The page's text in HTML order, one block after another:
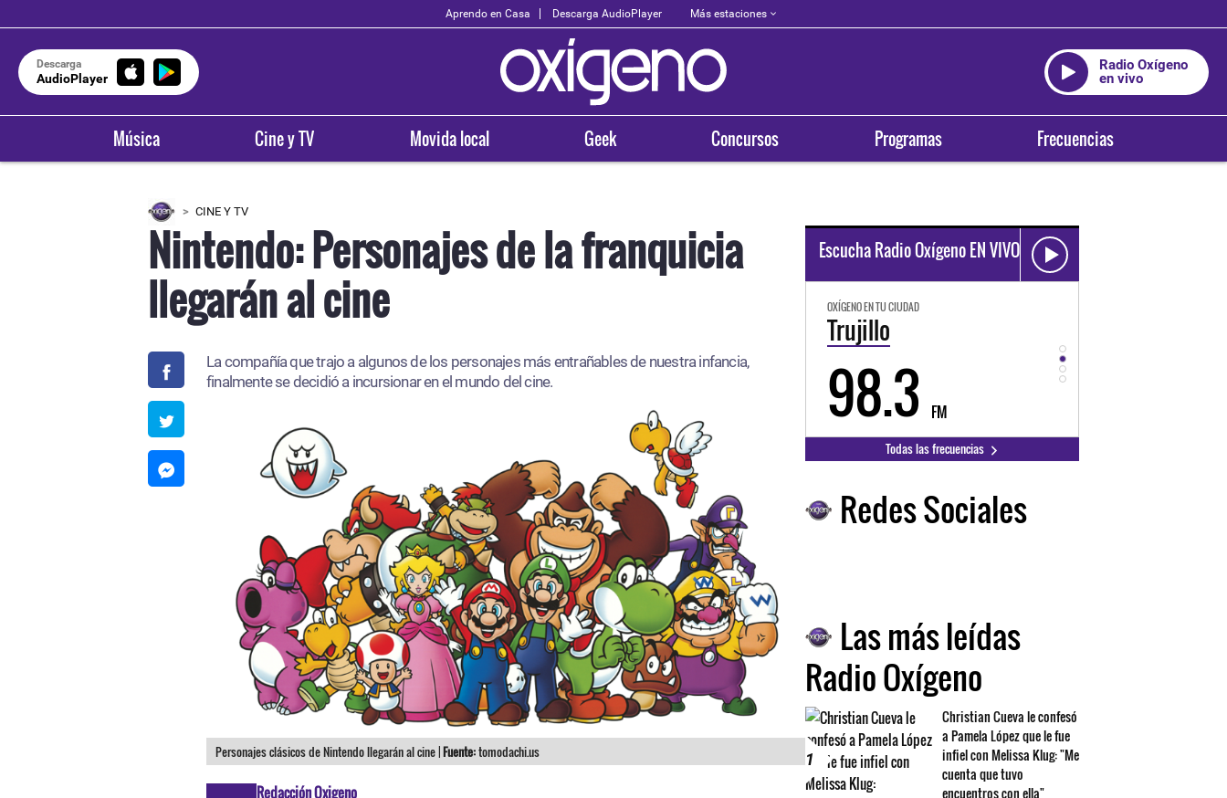
Aprendo en Casa Descarga AudioPlayer Más estaciones
Descarga
AudioPlayer
Radio Oxígeno
en vivo
Música Cine y TV Movida local Geek Concursos Programas Frecuencias
CINE Y TV
Nintendo: Personajes de la franquicia
llegarán al cine
La compañía que trajo a algunos de los personajes más entrañables de nuestra infancia,
finalmente se decidió a incursionar en el mundo del cine.
Personajes clásicos de Nintendo llegarán al cine |Fuente:tomodachi.us
Redacción Oxigeno
Escucha Radio Oxígeno EN VIVO
93.5
OXÍGENO EN TU CIUDAD
Trujillo
98.3 FM 94.3
Todas las frecuencias
Redes Sociales
Las más leídas
Radio Oxígeno
1
Christian Cueva le confesó
a Pamela López que le fue
infiel con Melissa Klug: "Me
cuenta que tuvo
encuentros con ella"